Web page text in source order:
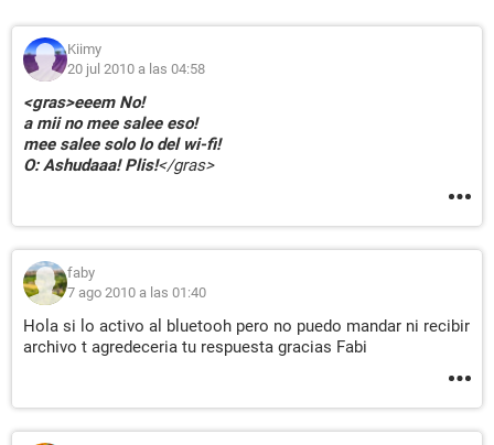
Kiimy
20 jul 2010 a las 04:58
<gras>eeem No!
a mii no mee salee eso!
mee salee solo lo del wi-fi!
O: Ashudaaa! Plis!</gras>
faby
7 ago 2010 a las 01:40
Hola si lo activo al bluetooh pero no puedo mandar ni recibir
archivo t agredeceria tu respuesta gracias Fabi